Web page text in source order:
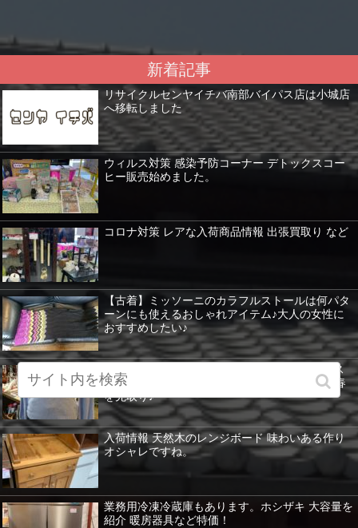
新着記事
リサイクルセンヤイチバ南部バイパス店は小城店
へ移転しました
ウィルス対策 感染予防コーナー デトックスコー
ヒー販売始めました。
コロナ対策 レアな入荷商品情報 出張買取り など
【古着】ミッソーニのカラフルストールは何パタ
ーンにも使えるおしゃれアイテム♪大人の女性に
おすすめしたい♪
【古着】まだ寒い日が続くけど気分は春♪アース
ミュージック&エコロジーのきれい色ニットで春
を先取り♪
入荷情報 天然木のレンジボード 味わいある作り
オシャレですね。
業務用冷凍冷蔵庫もあります。ホシザキ 大容量を
紹介 暖房器具など特価！